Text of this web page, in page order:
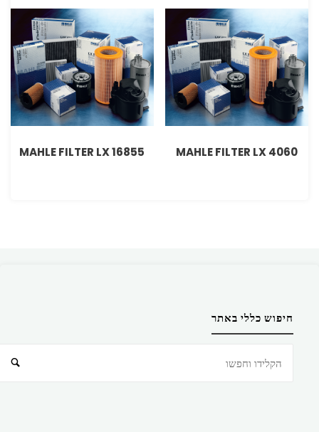
MAHLE FILTER LX 4060
MAHLE FILTER LX 16855
חיפוש כללי באתר